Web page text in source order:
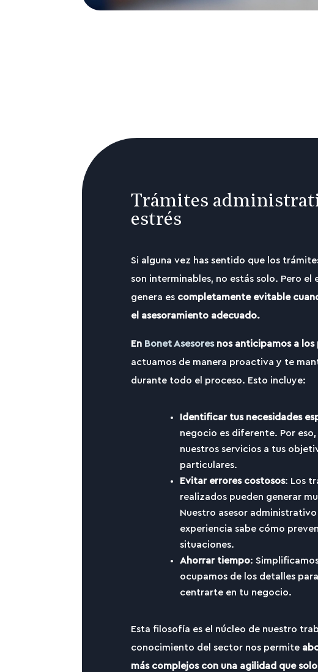
Trámites
estrés
Si alguna vez has sentido que los
son interminables, no estás solo. Pero el
genera es completamente evitable
el asesoramiento adecuado.
En Bonet Asesoresnos anticipamos a los
actuamos de manera proactiva y te
durante todo el proceso. Esto incluye:
Identificar tus necesidades
negocio es diferente. Por
nuestros servicios a tus
particulares.
Evitar errores costosos: Los
realizados pueden generar
Nuestro asesor administrativo
experiencia sabe cómo
situaciones.
Ahorrar tiempo:
ocupamos de los detalles
centrarte en tu negocio.
Esta filosofía es el núcleo de nuestro
conocimiento del sector nos permite
más complejos con una agilidad que